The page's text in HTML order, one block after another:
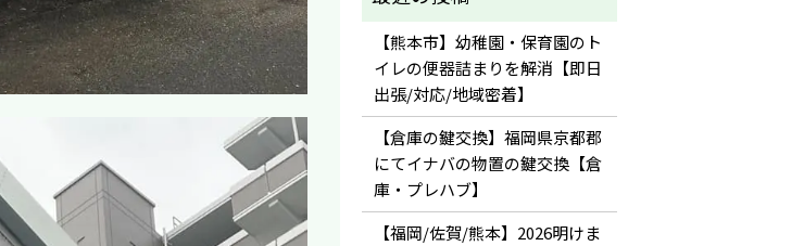
【熊本市】幼稚園・保育園のト
イレの便器詰まりを解消【即日
出張/対応/地域密着】
【倉庫の鍵交換】福岡県京都郡
にてイナバの物置の鍵交換【倉
庫・プレハブ】
【福岡/佐賀/熊本】2026明けま